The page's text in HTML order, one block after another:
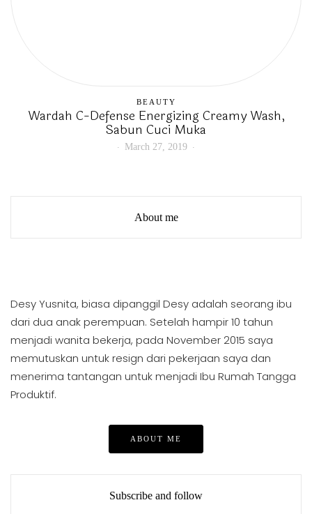
BEAUTY
Wardah C-Defense Energizing Creamy Wash,
Sabun Cuci Muka
March 27, 2019
About me
Desy Yusnita, biasa dipanggil Desy adalah seorang ibu
dari dua anak perempuan. Setelah hampir 10 tahun
menjadi wanita bekerja, pada November 2015 saya
memutuskan untuk resign dari pekerjaan saya dan
menerima tantangan untuk menjadi Ibu Rumah Tangga
Produktif.
ABOUT ME
Subscribe and follow